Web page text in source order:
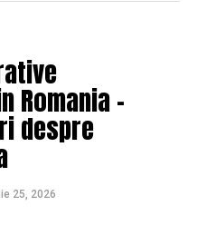
o serie de avantaje
Geometria
tridimensional captivant,
și dinamism în spațiul
orice suprafață într-
Romania –
despre
25, 2026